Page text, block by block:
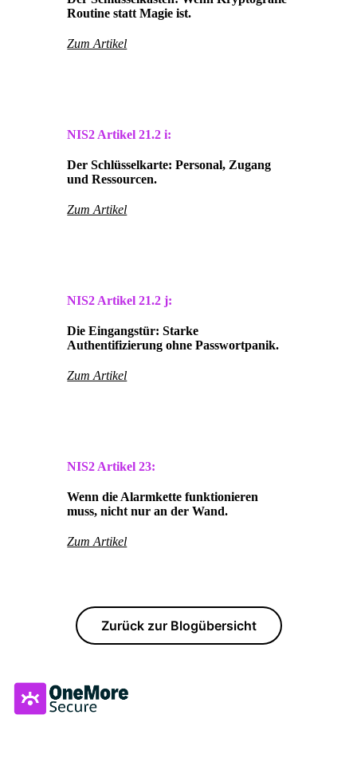
Routine statt Magie ist.
Zum Artikel
NIS2 Artikel21.2 i:
Der Schlüsselkarte: Personal, Zugang
und Ressourcen.
Zum Artikel
NIS2 Artikel21.2 j:
Die Eingangstür: Starke
Authentifizierung ohne Passwortpanik.
Zum Artikel
NIS2 Artikel23:
Wenn die Alarmkette funktionieren
muss, nicht nur an der Wand.
Zum Artikel
Zurück zur Blogübersicht